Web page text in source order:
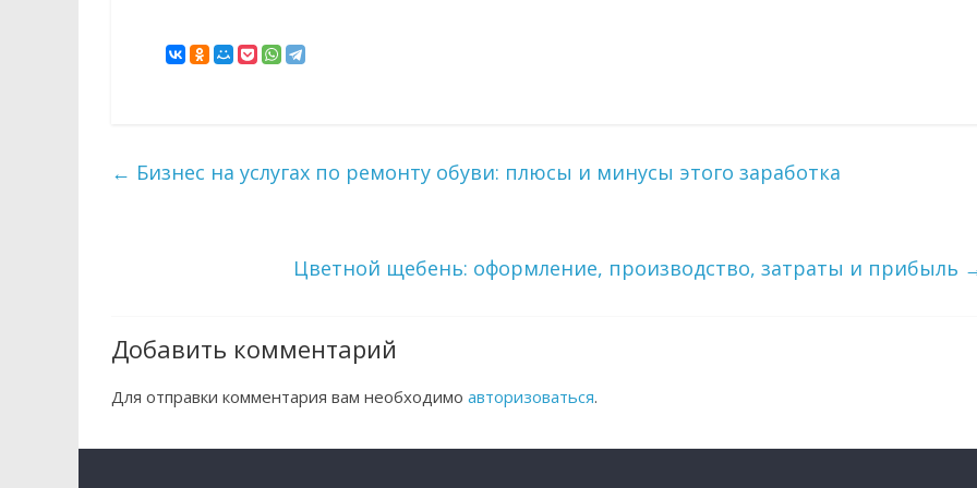
← Бизнес на услугах по ремонту обуви: плюсы и минусы этого заработка
Цветной щебень: оформление, производство, затраты и прибыль
Добавить комментарий
Для отправки комментария вам необходимо авторизоваться.